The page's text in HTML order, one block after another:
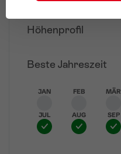
Höhenprofil
Beste Jahreszeit
JAN FEB MÄR
JUL AUG SEP